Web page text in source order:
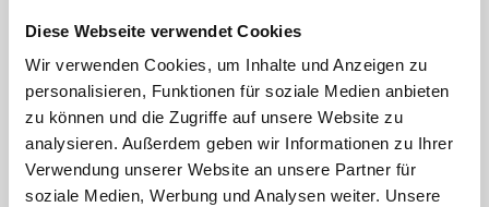
Diese Webseite verwendet Cookies
Wir verwenden Cookies, um Inhalte und Anzeigen zu
personalisieren, Funktionen für soziale Medien anbieten
zu können und die Zugriffe auf unsere Website zu
analysieren. Außerdem geben wir Informationen zu Ihrer
Verwendung unserer Website an unsere Partner für
soziale Medien, Werbung und Analysen weiter. Unsere
Zusammenarbeit zählt netgo zu den
bedeutendsten Sophos-Partnern in...
Mehr erfahren